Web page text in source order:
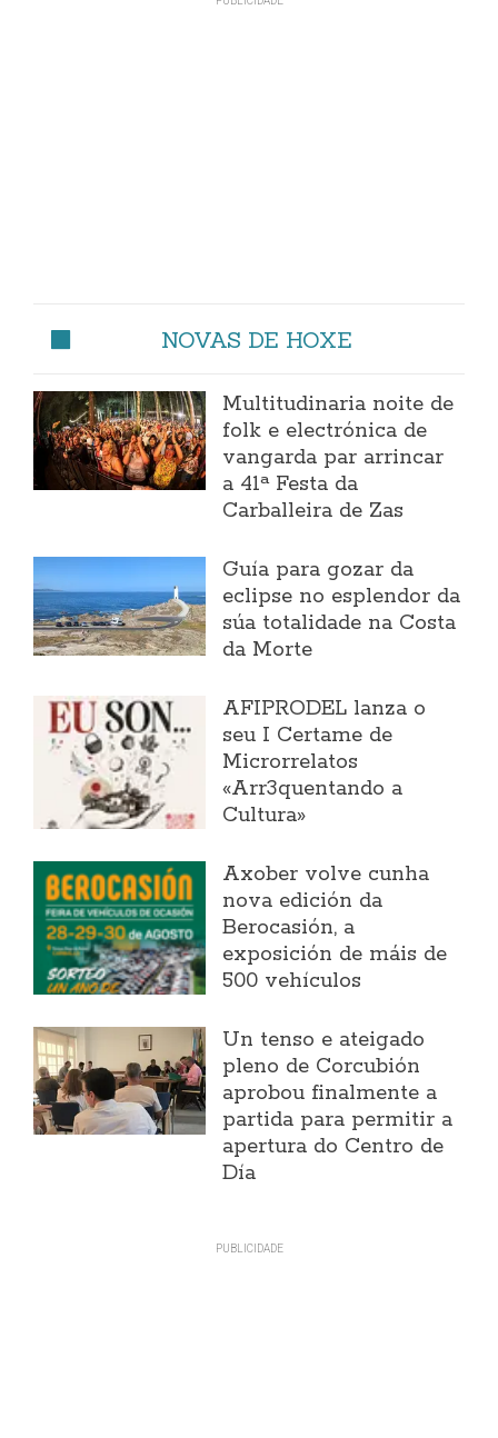
NOVAS DE HOXE
Multitudinaria noite de
folk e electrónica de
vangarda par arrincar
a 41ª Festa da
Carballeira de Zas
Guía para gozar da
eclipse no esplendor da
súa totalidade na Costa
da Morte
AFIPRODEL lanza o
seu I Certame de
Microrrelatos
«Arr3quentando a
Cultura»
Axober volve cunha
nova edición da
Berocasión, a
exposición de máis de
500 vehículos
Un tenso e ateigado
pleno de Corcubión
aprobou finalmente a
partida para permitir a
apertura do Centro de
Día